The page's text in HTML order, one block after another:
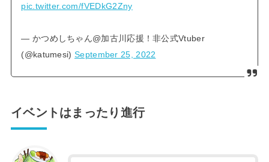
pic.twitter.com/fVEDkG2Zny
— かつめしちゃん@加古川応援！非公式Vtuber
(@katumesi) September 25, 2022
イベントはまったり進行